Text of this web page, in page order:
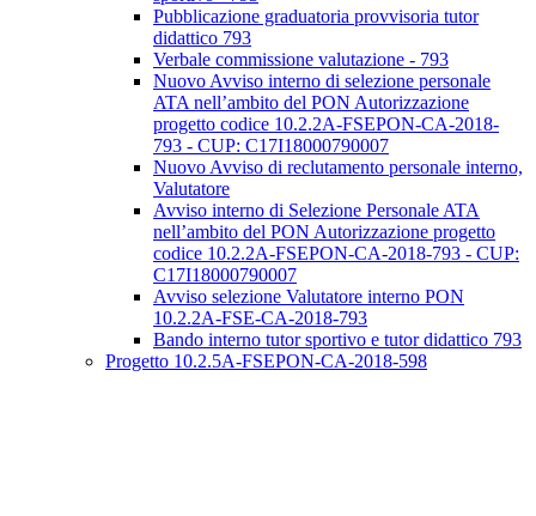
Pubblicazione graduatoria provvisoria tutor
didattico 793
Verbale commissione valutazione - 793
Nuovo Avviso interno di selezione personale
ATA nell’ambito del PON Autorizzazione
progetto codice 10.2.2A-FSEPON-CA-2018-
793 - CUP: C17I18000790007
Nuovo Avviso di reclutamento personale interno,
Valutatore
Avviso interno di Selezione Personale ATA
nell’ambito del PON Autorizzazione progetto
codice 10.2.2A-FSEPON-CA-2018-793 - CUP:
C17I18000790007
Avviso selezione Valutatore interno PON
10.2.2A-FSE-CA-2018-793
Bando interno tutor sportivo e tutor didattico 793
Progetto 10.2.5A-FSEPON-CA-2018-598